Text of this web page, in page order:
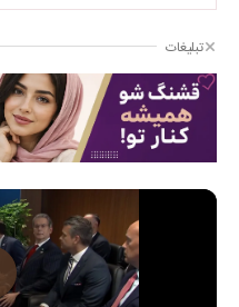
تبلیغات